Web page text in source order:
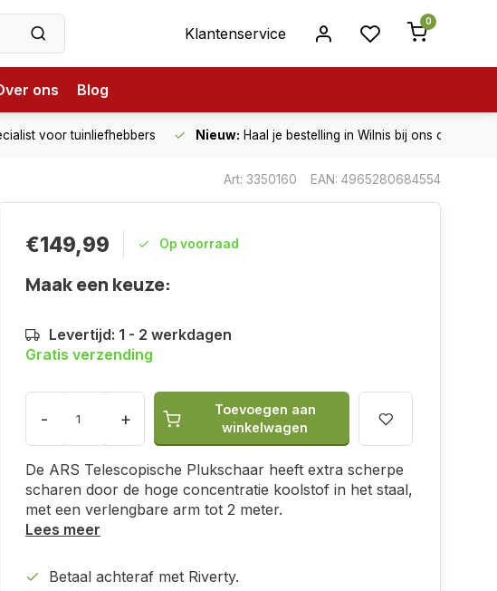
Klantenservice
0
ons Blog
voor tuinliefhebbers Nieuw: Haal je bestelling in Wilnis bij ons op!
Art: 3350160 EAN: 4965280684554
€149,99 Op voorraad
Maak een keuze:
Levertijd: 1 - 2 werkdagen
Gratis verzending
- +
Toevoegen aan
winkelwagen
De ARS Telescopische Plukschaar heeft extra scherpe
scharen door de hoge concentratie koolstof in het staal,
met een verlengbare arm tot 2 meter.
Lees meer
Betaal achteraf met Riverty.